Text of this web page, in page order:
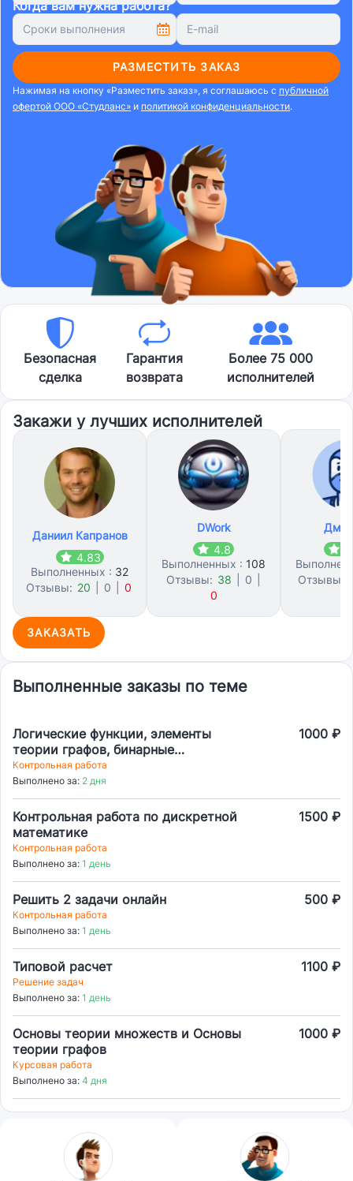
Когда вам нужна работа?
РАЗМЕСТИТЬ ЗАКАЗ
Нажимая на кнопку «Разместить заказ», я соглашаюсь с публичной
офертой ООО «Студланс» и политикой конфиденциальности.
Безопасная
сделка
Гарантия
возврата
Более 75 000
исполнителей
Закажи у лучших исполнителей
Даниил Капранов
4.83
Выполненных : 32
Отзывы: 20 0 0
DWork
4.8
Выполненных : 108
Отзывы: 38 0
0
Отзывы:
ЗАКАЗАТЬ
Выполненные заказы по теме
Логические функции, элементы
теории графов, бинарные
отношения
1000 ₽
Контрольная работа
Выполнено за: 2 дня
Контрольная работа по дискретной
математике
1500 ₽
Контрольная работа
Выполнено за: 1 день
Решить 2 задачи онлайн 500 ₽
Контрольная работа
Выполнено за: 1 день
Типовой расчет 1100 ₽
Решение задач
Выполнено за: 1 день
Основы теории множеств и Основы
теории графов
1000 ₽
Курсовая работа
Выполнено за: 4 дня